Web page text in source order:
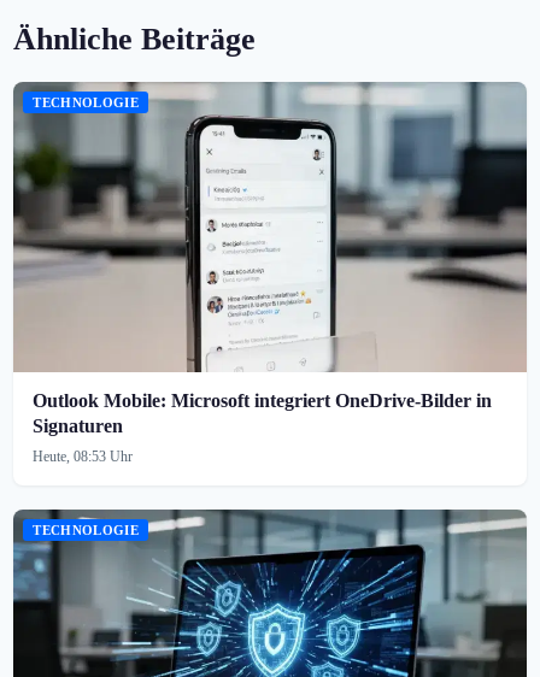
Ähnliche Beiträge
TECHNOLOGIE
Outlook Mobile: Microsoft integriert OneDrive-Bilder in
Signaturen
Heute, 08:53 Uhr
TECHNOLOGIE